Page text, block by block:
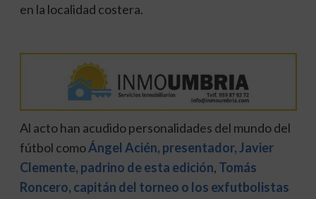
en la localidad costera.
Al acto han acudido personalidades del mundo del
fútbol comoÁngel Acién, presentador, Javier
Clemente, padrino de esta edición, Tomás
Roncero, capitán del torneo o los exfutbolistas